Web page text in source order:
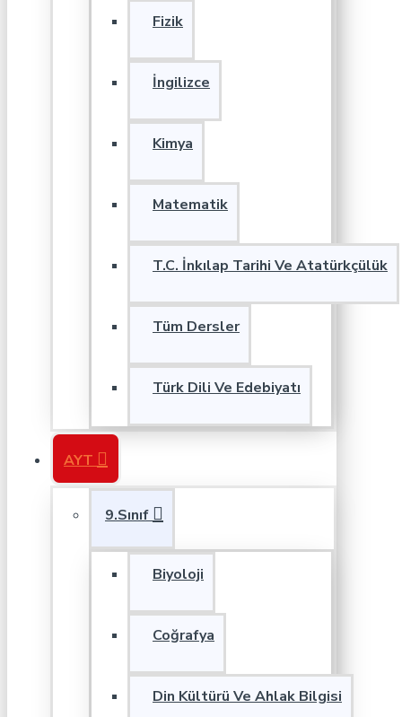
Fizik
İngilizce
Kimya
Matematik
T.C. İnkılap Tarihi Ve Atatürkçülük
Tüm Dersler
Türk Dili Ve Edebiyatı
AYT
9.Sınıf
Biyoloji
Coğrafya
Din Kültürü Ve Ahlak Bilgisi